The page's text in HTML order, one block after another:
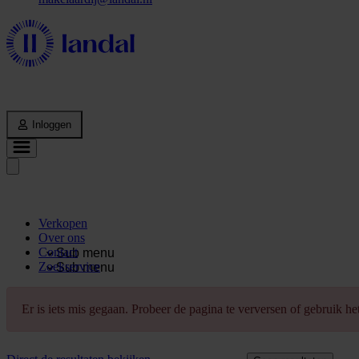
Inloggen
Verkopen
Over ons
Sub menu
Contact
Sub menu
Zoekservice
Er is iets mis gegaan. Probeer de pagina te verversen of gebruik